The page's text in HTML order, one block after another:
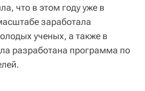
что в этом году уже в
заработала
ученых, а также в
разработана программа по